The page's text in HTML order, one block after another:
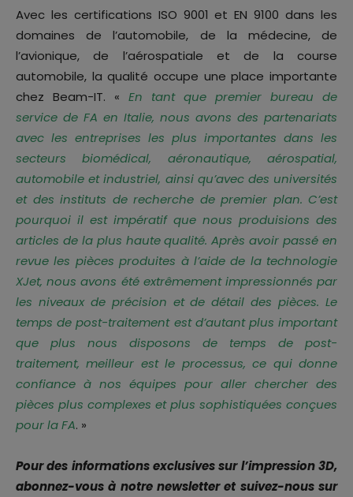
Avec les certifications ISO 9001 et EN 9100 dans les
domaines de l’automobile, de la médecine, de
l’avionique, de l’aérospatiale et de la course
automobile, la qualité occupe une place importante
chez Beam-IT. « En tant que premier bureau de
service de FA en Italie, nous avons des partenariats
avec les entreprises les plus importantes dans les
secteurs biomédical, aéronautique, aérospatial,
automobile et industriel, ainsi qu’avec des universités
et des instituts de recherche de premier plan. C’est
pourquoi il est impératif que nous produisions des
articles de la plus haute qualité. Après avoir passé en
revue les pièces produites à l’aide de la technologie
XJet, nous avons été extrêmement impressionnés par
les niveaux de précision et de détail des pièces. Le
temps de post-traitement est d’autant plus important
que plus nous disposons de temps de post-
traitement, meilleur est le processus, ce qui donne
confiance à nos équipes pour aller chercher des
pièces plus complexes et plus sophistiquées conçues
pour la FA. »
Pour des informations exclusives sur l’impression 3D,
abonnez-vous à notre newsletter et suivez-nous sur